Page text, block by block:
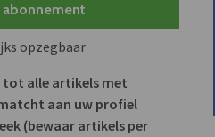
opzegbaar
tot alle artikels met
aan uw profiel
(bewaar artikels per